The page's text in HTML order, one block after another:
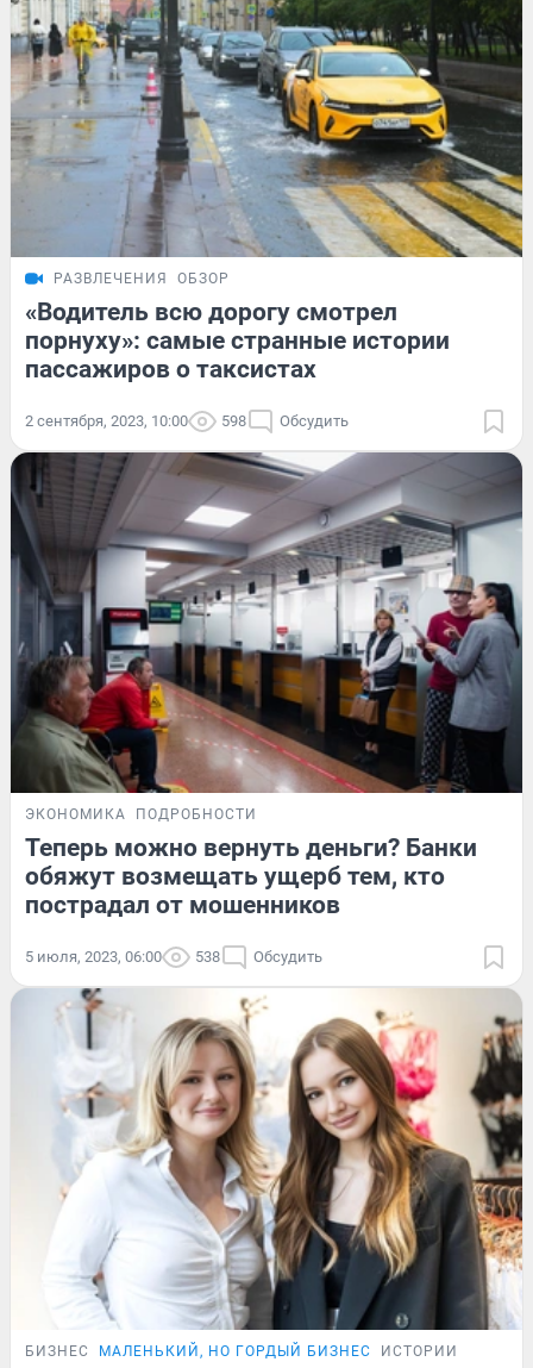
РАЗВЛЕЧЕНИЯ ОБЗОР
«Водитель всю дорогу смотрел
порнуху»: самые странные истории
пассажиров о таксистах
2 сентября, 2023, 10:00 598 Обсудить
ЭКОНОМИКА ПОДРОБНОСТИ
Теперь можно вернуть деньги? Банки
обяжут возмещать ущерб тем, кто
пострадал от мошенников
5 июля, 2023, 06:00 538 Обсудить
БИЗНЕС МАЛЕНЬКИЙ, НО ГОРДЫЙ БИЗНЕС ИСТОРИИ